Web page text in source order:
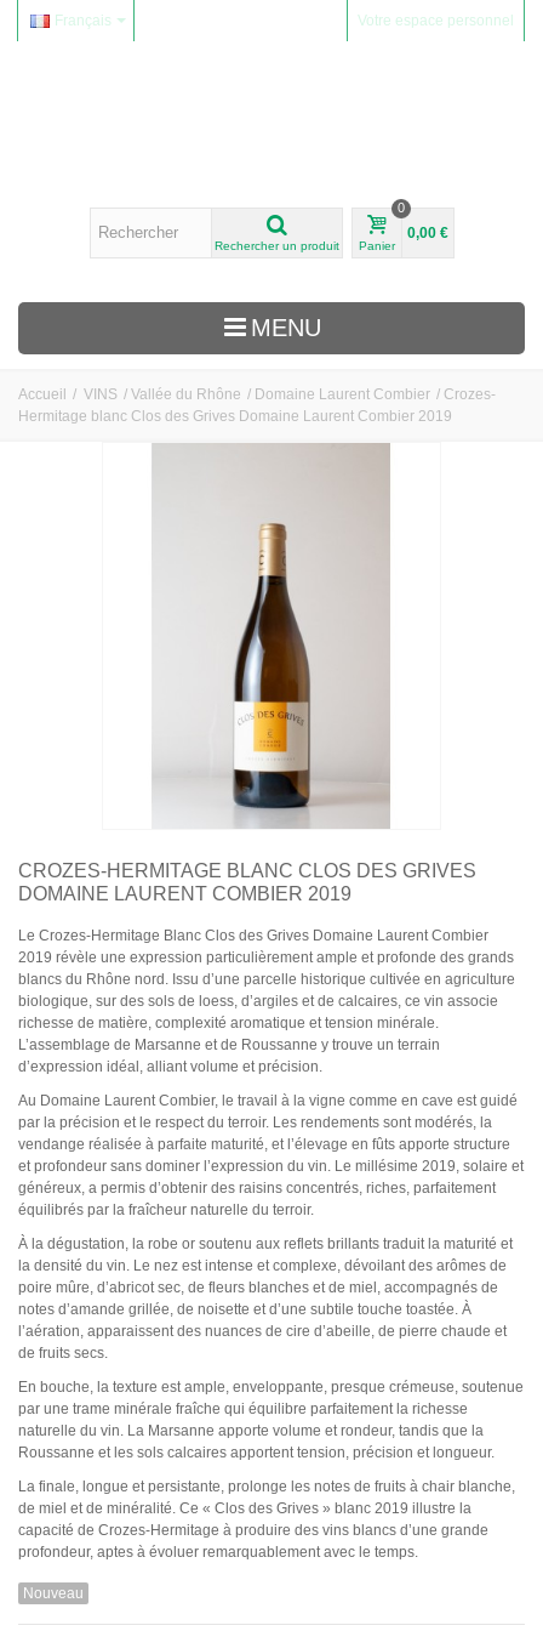
Français Votre espace personnel
Rechercher un produit Panier
0
0,00 €
MENU
VINS
Domaine de la Grand'Cour Jean-Louis Dutraive
Domaine Christophe Pacalet
Domaine des Héritiers du Comte Lafon
Domaine Henri Delagrange et Fils
Domaine Jean-Louis Trapet
Bordeaux
Saint Estèphe
Bordeaux Supérieur
Pomerol
Sauternes
Château LATOUR
Pauillac
Pessac-Léognan
Côtes de Bordeaux
Saint-Julien
Côtes de Bourg
Saint-Emilion
Château MARGAUX
Loire
Domaine Des Roches Neuves Thierry Germain
Domaine des Amouriers
Domaine Alain Graillot
Domaine Laurent Combier
Domaine de Beaurenard Paul Coulon & Fils
Domaine de la Janasse
Domaine du Coulet Matthieu Barret
Domaine Du Monteillet Stéphane Montez
Domaine Yves Gangloff
Domaine Jean-Michel Gérin
Domaine Yves Cuilleron
Domaine François Villard
Accueil / VINS / Vallée du Rhône / Domaine Laurent Combier / Crozes-
Hermitage blanc Clos des Grives Domaine Laurent Combier 2019
CROZES-HERMITAGE BLANC CLOS DES GRIVES
DOMAINE LAURENT COMBIER 2019
Le Crozes-Hermitage Blanc Clos des Grives Domaine Laurent Combier
2019 révèle une expression particulièrement ample et profonde des grands
blancs du Rhône nord. Issu d’une parcelle historique cultivée en agriculture
biologique, sur des sols de loess, d’argiles et de calcaires, ce vin associe
richesse de matière, complexité aromatique et tension minérale.
L’assemblage de Marsanne et de Roussanne y trouve un terrain
d’expression idéal, alliant volume et précision.
Au Domaine Laurent Combier, le travail à la vigne comme en cave est guidé
par la précision et le respect du terroir. Les rendements sont modérés, la
vendange réalisée à parfaite maturité, et l’élevage en fûts apporte structure
et profondeur sans dominer l’expression du vin. Le millésime 2019, solaire et
généreux, a permis d’obtenir des raisins concentrés, riches, parfaitement
équilibrés par la fraîcheur naturelle du terroir.
À la dégustation, la robe or soutenu aux reflets brillants traduit la maturité et
la densité du vin. Le nez est intense et complexe, dévoilant des arômes de
poire mûre, d’abricot sec, de fleurs blanches et de miel, accompagnés de
notes d’amande grillée, de noisette et d’une subtile touche toastée. À
l’aération, apparaissent des nuances de cire d’abeille, de pierre chaude et
de fruits secs.
En bouche, la texture est ample, enveloppante, presque crémeuse, soutenue
par une trame minérale fraîche qui équilibre parfaitement la richesse
naturelle du vin. La Marsanne apporte volume et rondeur, tandis que la
Roussanne et les sols calcaires apportent tension, précision et longueur.
La finale, longue et persistante, prolonge les notes de fruits à chair blanche,
de miel et de minéralité. Ce « Clos des Grives » blanc 2019 illustre la
capacité de Crozes-Hermitage à produire des vins blancs d’une grande
profondeur, aptes à évoluer remarquablement avec le temps.
Nouveau